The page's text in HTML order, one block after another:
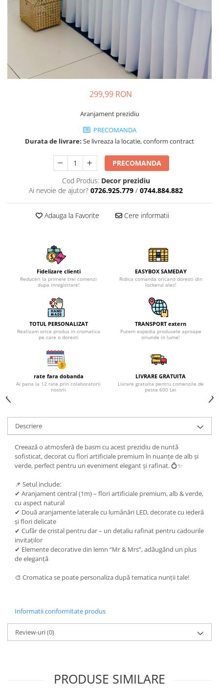
299,99 RON
Aranjament prezidiu
PRECOMANDA
Durata de livrare: Se livreaza la locatie, conform contract
PRECOMANDA
Cod Produs: Decor prezidiu
Ai nevoie de ajutor? 0726.925.779 / 0744.884.882
Adauga la Favorite Cere informatii
Fidelizare clienti
Reduceri la primele trei comenzi
dupa inregistrare!
EASYBOX SAMEDAY
Ridica comanda oricand doresti din
lockerul ales!
TOTUL PERSONALIZAT
Realizam orice produs in cromatica
pe care o doresti
TRANSPORT extern
Putem expedia produsele aproape
oriunde in lume!
rate fara dobanda
Ai pana la 12 rate prin colaboratorii
nostrii
LIVRARE GRATUITA
Livrare gratuita pentru comenzile de
peste 600 Lei
Descriere
Creează o atmosferă de basm cu acest prezidiu de nuntă
sofisticat, decorat cu flori artificiale premium în nuanțe de alb și
verde, perfect pentru un eveniment elegant și rafinat. 💍✨
📌 Setul include:
✔ Aranjament central (1m) – flori artificiale premium, alb & verde,
cu aspect natural
✔ Două aranjamente laterale cu lumânări LED, decorate cu iederă
și flori delicate
✔ Cufăr de cristal pentru dar – un detaliu rafinat pentru cadourile
invitaților
✔ Elemente decorative din lemn “Mr & Mrs”, adăugând un plus
de eleganță
🎨 Cromatica se poate personaliza după tematica nunții tale!
Informatii conformitate produs
Review-uri(0)
PRODUSE SIMILARE